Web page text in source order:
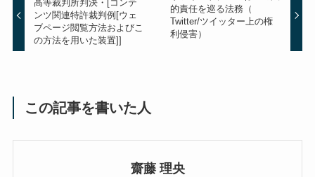
高等裁判所判決・[コンテ
ンツ関連特許裁判例[ウェ
ブページ閲覧方法およびこ
の方法を用いた装置]]
的責任を巡る法務（
Twitter/ツイッター上の権
利侵害）
この記事を書いた人
齋藤 理央